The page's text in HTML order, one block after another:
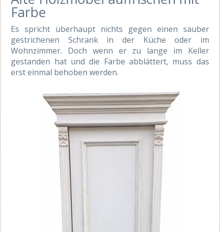
Farbe
Es spricht überhaupt nichts gegen einen sauber
gestrichenen Schrank in der Küche oder im
Wohnzimmer. Doch wenn er zu lange im Keller
gestanden hat und die Farbe abblättert, muss das
erst einmal behoben werden.